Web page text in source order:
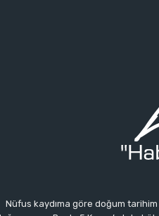
Nüfus kaydıma göre doğum